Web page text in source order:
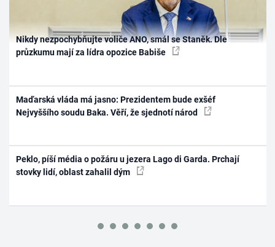
Nikdy nezpochybňujte voliče ANO, smál se Staněk. Dle
průzkumu mají za lídra opozice Babiše
Maďarská vláda má jasno: Prezidentem bude exšéf
Nejvyššího soudu Baka. Věří, že sjednotí národ
Peklo, píší média o požáru u jezera Lago di Garda. Prchají
stovky lidí, oblast zahalil dým